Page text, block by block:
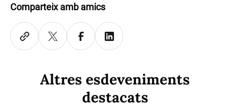
Comparteix amb amics
Altres esdeveniments
destacats